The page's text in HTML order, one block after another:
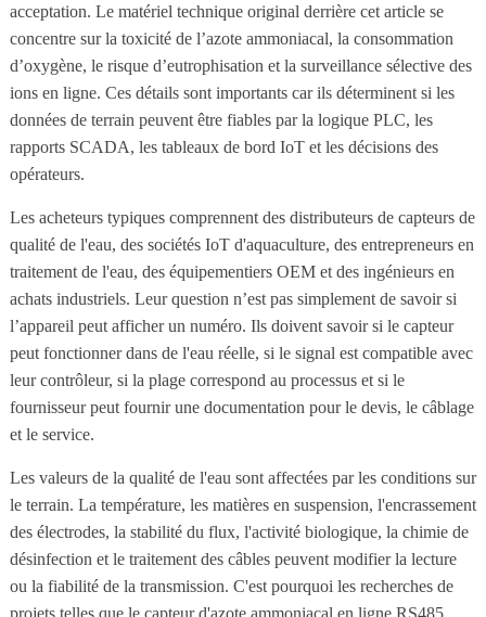
acceptation. Le matériel technique original derrière cet article se
concentre sur la toxicité de l’azote ammoniacal, la consommation
d’oxygène, le risque d’eutrophisation et la surveillance sélective des
ions en ligne. Ces détails sont importants car ils déterminent si les
données de terrain peuvent être fiables par la logique PLC, les
rapports SCADA, les tableaux de bord IoT et les décisions des
opérateurs.
Les acheteurs typiques comprennent des distributeurs de capteurs de
qualité de l'eau, des sociétés IoT d'aquaculture, des entrepreneurs en
traitement de l'eau, des équipementiers OEM et des ingénieurs en
achats industriels. Leur question n’est pas simplement de savoir si
l’appareil peut afficher un numéro. Ils doivent savoir si le capteur
peut fonctionner dans de l'eau réelle, si le signal est compatible avec
leur contrôleur, si la plage correspond au processus et si le
fournisseur peut fournir une documentation pour le devis, le câblage
et le service.
Les valeurs de la qualité de l'eau sont affectées par les conditions sur
le terrain. La température, les matières en suspension, l'encrassement
des électrodes, la stabilité du flux, l'activité biologique, la chimie de
désinfection et le traitement des câbles peuvent modifier la lecture
ou la fiabilité de la transmission. C'est pourquoi les recherches de
projets telles que le capteur d'azote ammoniacal en ligne RS485